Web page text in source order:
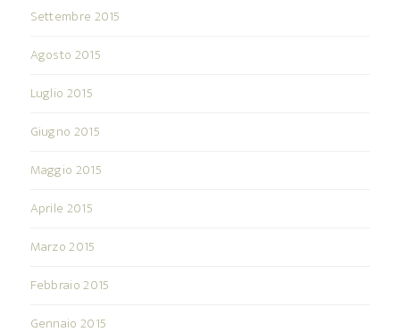
Settembre 2015
Agosto 2015
Luglio 2015
Giugno 2015
Maggio 2015
Aprile 2015
Marzo 2015
Febbraio 2015
Gennaio 2015